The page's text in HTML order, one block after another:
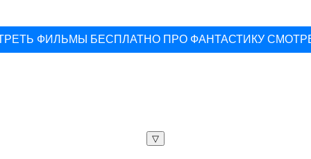
ФИЛЬМЫ БЕСПЛАТНО ПРО ФАНТАСТИКУ
▽